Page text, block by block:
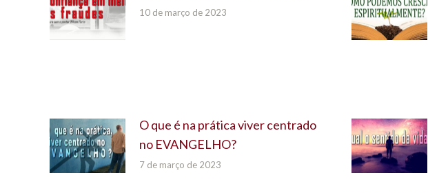
10 de março de 2023
O que é na prática viver centrado
no EVANGELHO?
7 de março de 2023